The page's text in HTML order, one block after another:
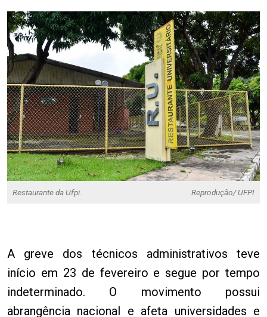
Restaurante da Ufpi. Reprodução/ UFPI
A greve dos técnicos administrativos teve
início em 23 de fevereiro e segue por tempo
indeterminado. O movimento possui
abrangência nacional e afeta universidades e